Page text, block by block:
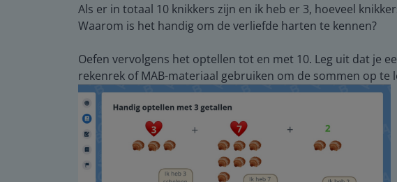
Als er in totaal 10 knikkers zijn en ik heb er 3, hoeveel
Waarom is het handig om de verliefde harten te kennen?
Oefen vervolgens het optellen tot en met 10. Leg uit dat je
rekenrek of MAB-materiaal gebruiken om de sommen op te